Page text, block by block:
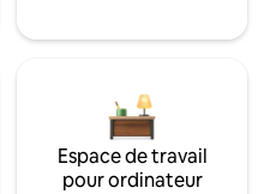
Espace de travail
pour ordinateur